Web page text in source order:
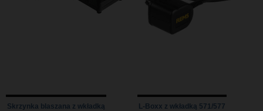
Skrzynka blaszana z wkładką
L-Boxx z wkładką 571/577